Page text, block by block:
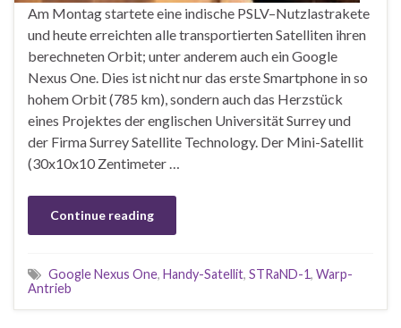
Am Montag startete eine indische PSLV–Nutzlastrakete
und heute erreichten alle transportierten Satelliten ihren
berechneten Orbit; unter anderem auch ein Google
Nexus One. Dies ist nicht nur das erste Smartphone in so
hohem Orbit (785 km), sondern auch das Herzstück
eines Projektes der englischen Universität Surrey und
der Firma Surrey Satellite Technology. Der Mini-Satellit
(30x10x10 Zentimeter …
Continue reading
Google Nexus One, Handy-Satellit, STRaND-1, Warp-
Antrieb